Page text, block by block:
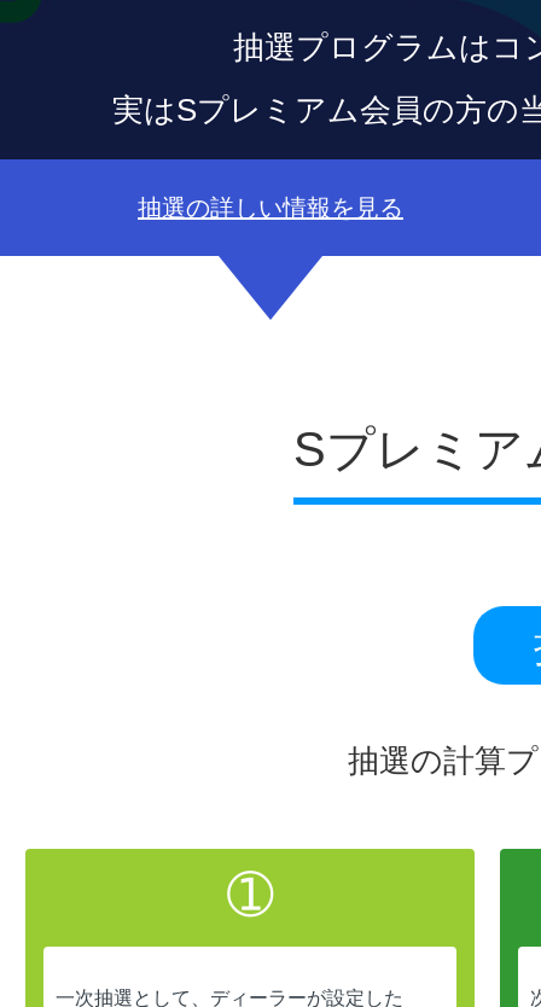
抽選プログラムはコ
実はSプレミアム会員の方の
抽選の詳しい情報を見る
Sプレミア
抽選の計算
➀
一次抽選として、ディーラーが設定した